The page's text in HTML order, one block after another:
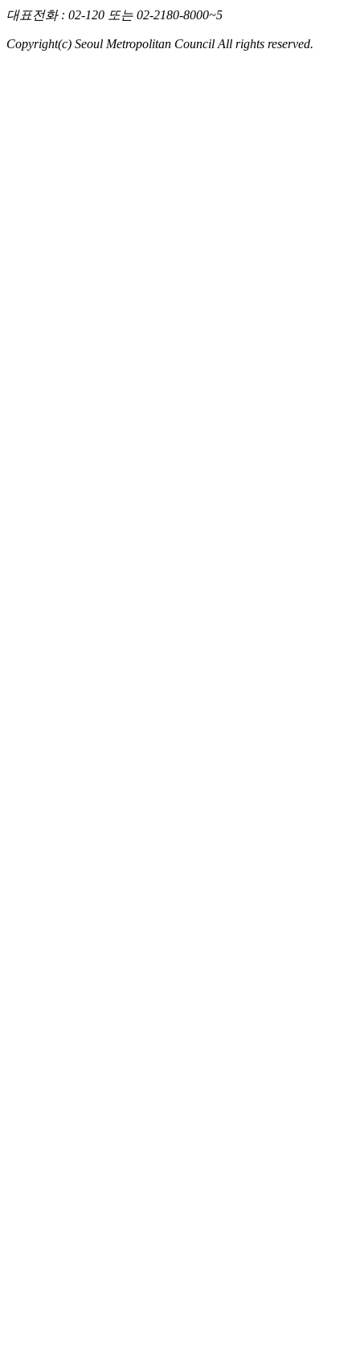
대표전화: 02-120 또는 02-2180-8000~5
Copyright(c) Seoul Metropolitan Council All rights reserved.